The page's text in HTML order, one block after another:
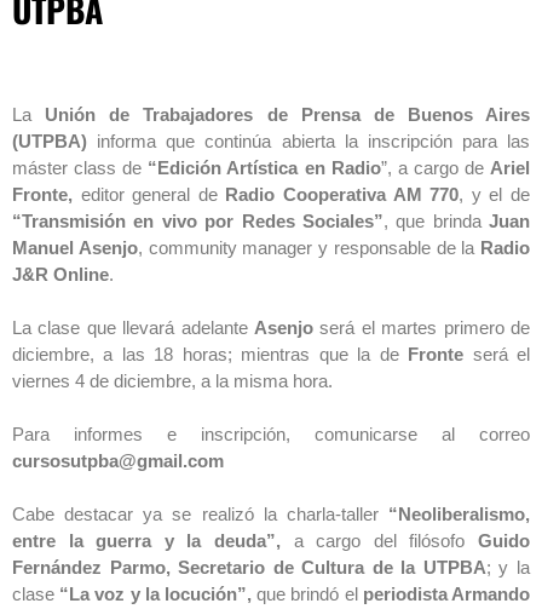
La Unión de Trabajadores de Prensa de Buenos Aires
(UTPBA) informa que continúa abierta la inscripción para las
máster class de “Edición Artística en Radio”, a cargo de Ariel
Fronte, editor general de Radio Cooperativa AM 770, y el de
“Transmisión en vivo por Redes Sociales”, que brinda Juan
Manuel Asenjo, community manager y responsable de la Radio
J&R Online.
La clase que llevará adelante Asenjo será el martes primero de
diciembre, a las 18 horas; mientras que la de Fronte será el
viernes 4 de diciembre, a la misma hora.
Para informes e inscripción, comunicarse al correo
cursosutpba@gmail.com
Cabe destacar ya se realizó la charla-taller “Neoliberalismo,
entre la guerra y la deuda”, a cargo del filósofo Guido
Fernández Parmo, Secretario de Cultura de la UTPBA; y la
clase “La voz y la locución”, que brindó el periodista Armando